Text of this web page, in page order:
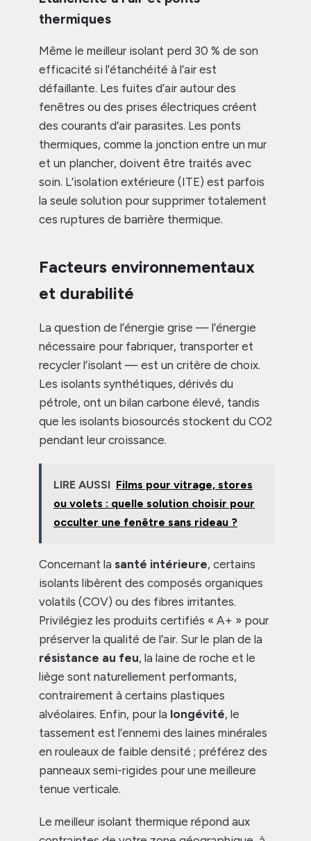
thermiques
Même le meilleur isolant perd 30 % de son
efficacité si l’étanchéité à l’air est
défaillante. Les fuites d’air autour des
fenêtres ou des prises électriques créent
des courants d’air parasites. Les ponts
thermiques, comme la jonction entre un mur
et un plancher, doivent être traités avec
soin. L’isolation extérieure (ITE) est parfois
la seule solution pour supprimer totalement
ces ruptures de barrière thermique.
Facteurs environnementaux
et durabilité
La question de l’énergie grise — l’énergie
nécessaire pour fabriquer, transporter et
recycler l’isolant — est un critère de choix.
Les isolants synthétiques, dérivés du
pétrole, ont un bilan carbone élevé, tandis
que les isolants biosourcés stockent du CO2
pendant leur croissance.
LIRE AUSSI Films pour vitrage, stores
ou volets : quelle solution choisir pour
occulter une fenêtre sans rideau ?
Concernant la santé intérieure, certains
isolants libèrent des composés organiques
volatils (COV) ou des fibres irritantes.
Privilégiez les produits certifiés « A+ » pour
préserver la qualité de l’air. Sur le plan de la
résistance au feu, la laine de roche et le
liège sont naturellement performants,
contrairement à certains plastiques
alvéolaires. Enfin, pour la longévité, le
tassement est l’ennemi des laines minérales
en rouleaux de faible densité ; préférez des
panneaux semi-rigides pour une meilleure
tenue verticale.
Le meilleur isolant thermique répond aux